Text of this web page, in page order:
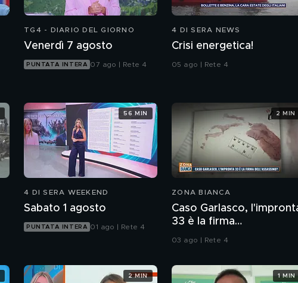
TG4 - DIARIO DEL GIORNO
Venerdì 7 agosto
PUNTATA INTERA 07 ago | Rete 4
4 DI SERA NEWS
Crisi energetica!
05 ago | Rete 4
4 DI SERA WEEKEND
Sabato 1 agosto
PUNTATA INTERA 01 ago | Rete 4
56 MIN
ZONA BIANCA
Caso Garlasco,
33 è la firma
dell'assassino?
03 ago | Rete 4
2 MIN
2 MIN 1 MIN